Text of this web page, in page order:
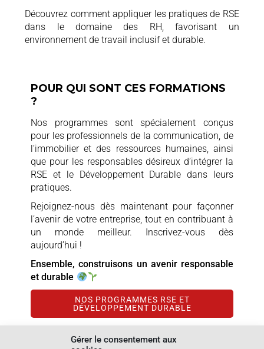
Gérer le consentement aux
Découvrez comment appliquer les pratiques de RSE
dans le domaine des RH, favorisant un
environnement de travail inclusif et durable.
POUR QUI SONT CES FORMATIONS
?
Nos programmes sont spécialement conçus
pour les professionnels de la communication, de
l’immobilier et des ressources humaines, ainsi
que pour les responsables désireux d’intégrer la
RSE et le Développement Durable dans leurs
pratiques.
Rejoignez-nous dès maintenant pour façonner
l’avenir de votre entreprise, tout en contribuant à
un monde meilleur. Inscrivez-vous dès
aujourd’hui !
Ensemble, construisons un avenir responsable
et durable
NOS PROGRAMMES RSE ET
DÉVELOPPEMENT DURABLE